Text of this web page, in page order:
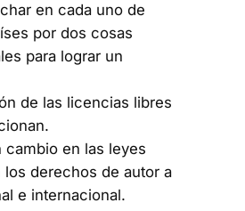
en cada uno de
por dos cosas
para lograr un
de las licencias libres
cambio en las leyes
los derechos de autor a
e internacional.